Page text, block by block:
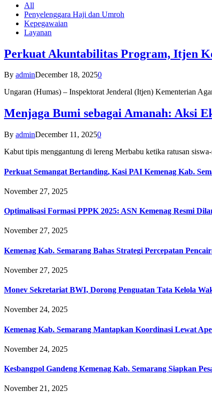
All
Penyelenggara Haji dan Umroh
Kepegawaian
Layanan
Perkuat Akuntabilitas Program, Itjen
By adminDecember 18, 20250
Ungaran (Humas) – Inspektorat Jenderal (Itjen) Kementerian
Menjaga Bumi sebagai Amanah: Aksi
By adminDecember 11, 20250
Kabut tipis menggantung di lereng Merbabu ketika ratusan
Perkuat Semangat Bertanding, Kasi PAI Kemenag Kab.
November 27, 2025
Optimalisasi Formasi PPPK 2025: ASN Kemenag Resmi
November 27, 2025
Kemenag Kab. Semarang Bahas Strategi Percepatan
November 27, 2025
Monev Sekretariat BWI, Dorong Penguatan Tata Kelola
November 24, 2025
Kemenag Kab. Semarang Mantapkan Koordinasi Lewat
November 24, 2025
Kesbangpol Gandeng Kemenag Kab. Semarang Siapkan
November 21, 2025